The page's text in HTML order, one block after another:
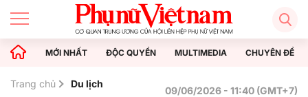
MỚI NHẤT ĐỘC QUYỀN MULTIMEDIA CHUYÊN ĐỀ
Trang chủ Du lịch
09/06/2026 - 11:40 (GMT+7)